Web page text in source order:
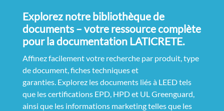
Explorez notre bibliothèque de
documents – votre ressource complète
pour la documentation LATICRETE.
Affinez facilement votre recherche par produit, type
de document, fiches techniques et
garanties. Explorez les documents liés à LEED tels
que les certifications EPD, HPD et UL Greenguard,
ainsi que les informations marketing telles que les